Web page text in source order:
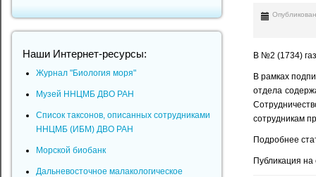
В №2 (1734)
В рамках
отдела
сотрудникам
Подробнее
Публикация
Наши Интернет-ресурсы:
Журнал "Биология моря"
Музей ННЦМБ ДВО РАН
Список таксонов, описанных сотрудниками
ННЦМБ (ИБМ) ДВО РАН
Морской биобанк
Дальневосточное малакологическое